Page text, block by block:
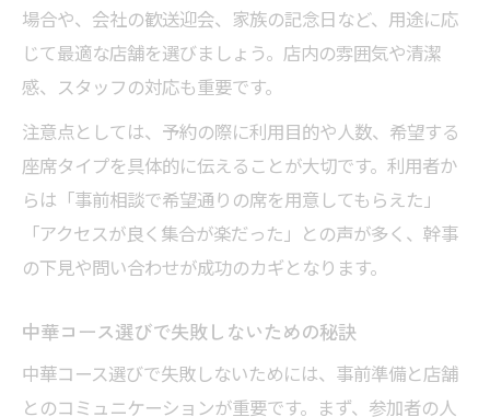
場合や、会社の歓送迎会、家族の記念日など、用途に応
じて最適な店舗を選びましょう。店内の雰囲気や清潔
感、スタッフの対応も重要です。
注意点としては、予約の際に利用目的や人数、希望する
座席タイプを具体的に伝えることが大切です。利用者か
らは「事前相談で希望通りの席を用意してもらえた」
「アクセスが良く集合が楽だった」との声が多く、幹事
の下見や問い合わせが成功のカギとなります。
中華コース選びで失敗しないための秘訣
中華コース選びで失敗しないためには、事前準備と店舗
とのコミュニケーションが重要です。まず、参加者の人